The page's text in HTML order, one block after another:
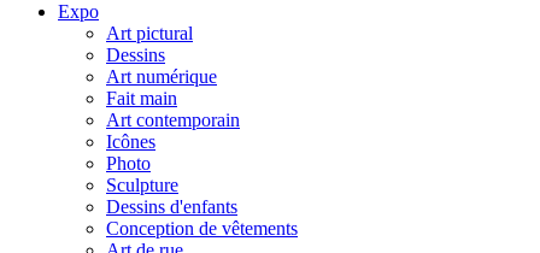
Expo
Art pictural
Dessins
Art numérique
Fait main
Art contemporain
Icônes
Photo
Sculpture
Dessins d'enfants
Conception de vêtements